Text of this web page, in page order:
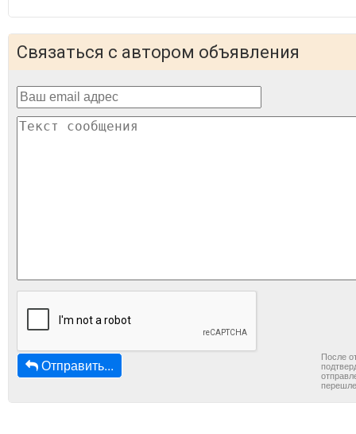
Связаться с автором объявления
Отправить...
После